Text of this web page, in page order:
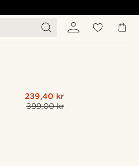
399,00 kr
239,40 kr